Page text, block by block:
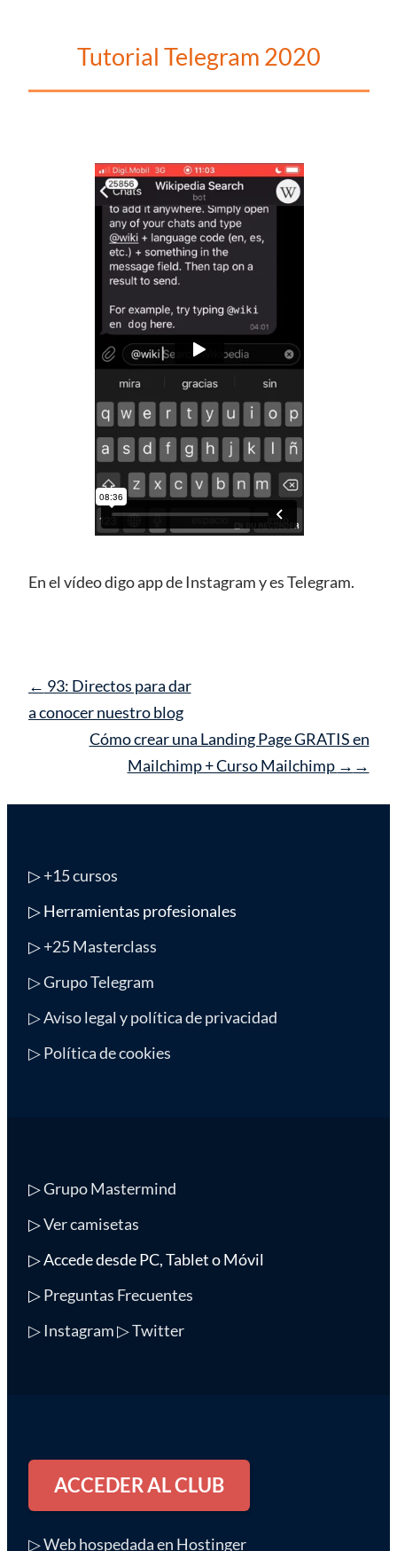
Tutorial Telegram 2020
En el vídeo digo app de Instagram y es Telegram.
Navegación
de
← 93: Directos para dar
a conocer nuestro blog
Cómo crear una Landing Page GRATIS en
Mailchimp + Curso Mailchimp
→
▷+15 cursos
▷ Herramientas profesionales
▷+25 Masterclass
▷ Grupo Telegram
▷ Aviso legal y política de privacidad
▷ Política de cookies
▷Grupo Mastermind
▷Ver camisetas
▷ Accede desde PC, Tablet o Móvil
▷Preguntas Frecuentes
▷ Instagram▷ Twitter
ACCEDER AL CLUB
▷ Web hospedada en Hostinger